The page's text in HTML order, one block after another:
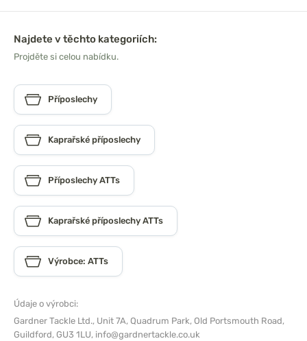
Najdete v těchto kategoriích:
Projděte si celou nabídku.
Příposlechy
Kaprařské příposlechy
Příposlechy ATTs
Kaprařské příposlechy ATTs
Výrobce: ATTs
Údaje o výrobci:
Gardner Tackle Ltd., Unit 7A, Quadrum Park, Old Portsmouth Road,
Guildford, GU3 1LU, info@gardnertackle.co.uk